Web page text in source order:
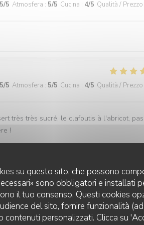
su questo sito, che possono
sono obbligatori e installati
il tuo consenso. Questi cookies
del sito, fornire funzionalità
personalizzati. Clicca su
5/5 Atmosfera : 5/5 Cucina : 4/5 Qualità / Prezzo
5/5 Atmosfera : 5/5 Cucina : 4/5 Qualità / Prezzo
très très sucré, le clafoutis à l'abricot, pas
!
Atmosfera Cucina 5 Qualità / Prezzo